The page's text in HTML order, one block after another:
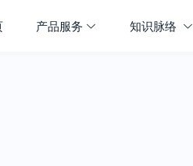
产品服务 知识脉络